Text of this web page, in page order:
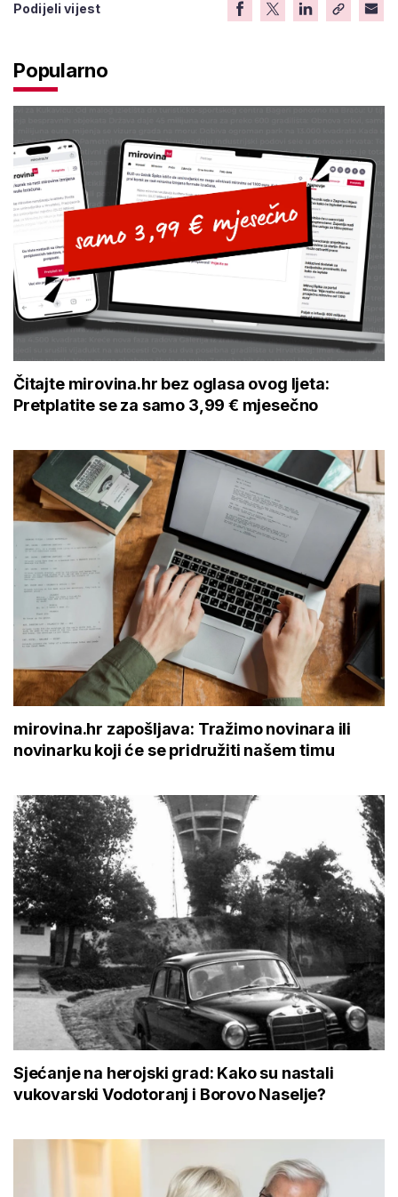
Podijeli vijest
Popularno
Čitajte mirovina.hr bez oglasa ovog ljeta:
Pretplatite se za samo 3,99 € mjesečno
mirovina.hr zapošljava: Tražimo novinara ili
novinarku koji će se pridružiti našem timu
Sjećanje na herojski grad: Kako su nastali
vukovarski Vodotoranj i Borovo Naselje?